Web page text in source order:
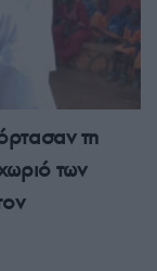
τη
των